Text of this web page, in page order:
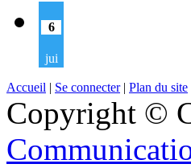
6
jui
Accueil | Se connecter| Plan du site
Copyright ©